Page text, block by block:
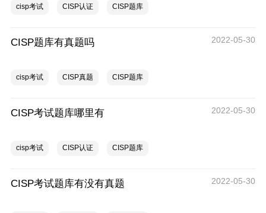
cisp考试 CISP认证 CISP题库
CISP题库有真题吗 2022-05-30
cisp考试 CISP真题 CISP题库
CISP考试题库哪里有 2022-05-30
cisp考试 CISP认证 CISP题库
CISP考试题库有没有真题 2022-05-30